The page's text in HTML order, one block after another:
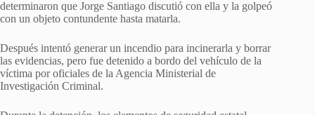
determinaron que Jorge Santiago discutió con ella y la golpeó
con un objeto contundente hasta matarla.
Después intentó generar un incendio para incinerarla y borrar
las evidencias, pero fue detenido a bordo del vehículo de la
víctima por oficiales de la Agencia Ministerial de
Investigación Criminal.